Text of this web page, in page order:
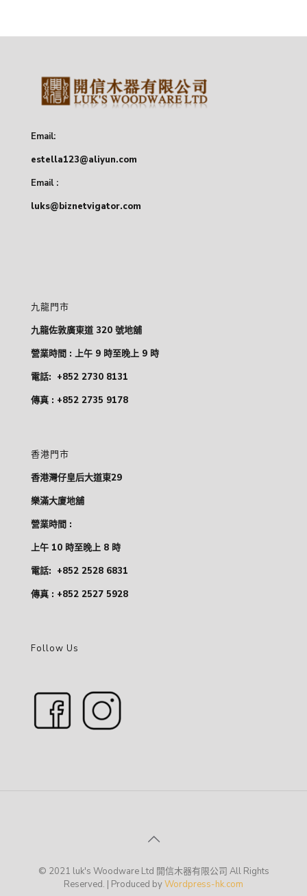
Email:
estella123@aliyun.com
Email :
luks@biznetvigator.com
九龍門市
九龍佐敦廣東道 320 號地舖
營業時間 : 上午 9 時至晚上 9 時
電話: +852 2730 8131
傳真 : +852 2735 9178
香港門市
香港灣仔皇后大道東29
樂滿大廈地舖
營業時間 :
上午 10 時至晚上 8 時
電話: +852 2528 6831
傳真 : +852 2527 5928
Follow Us
© 2021 luk's Woodware Ltd 開信木器有限公司 All Rights
Reserved. | Produced byWordpress-hk.com